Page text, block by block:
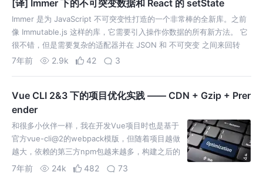
[译] Immer 下的不可突变数据和 React 的 setState
Immer 是为 JavaScript 不可突变性打造的一个非常棒的全新库。之前
像 Immutable.js 这样的库，它需要引入操作你数据的所有新方法。 它
很不错，但是需要复杂的适配器并在 JSON 和 不可突变 之间来回转
换，以便在需要时与其他库一起使用。 Immer 简化…
7年前 2.9k 42 3
Vue CLI 2&3 下的项目优化实践 —— CDN + Gzip + Prer
ender
和很多小伙伴一样，我在开发Vue项目时也是基于
官方vue-cli@2的webpack模版，但随着项目越做
越大，依赖的第三方npm包越来越多，构建之后的
文件也会越来越大，尤其是vendor.js,甚至会达到
7年前 24k 482 73